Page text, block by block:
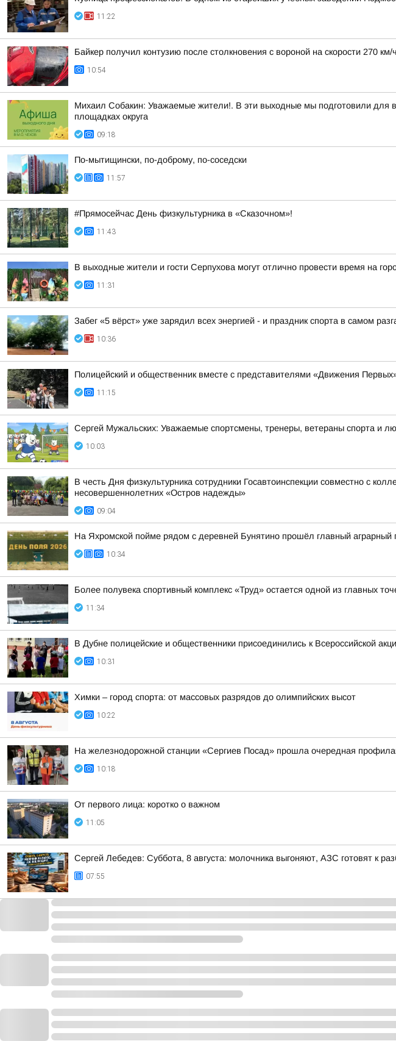
11:22
Байкер получил контузию после столкновения с вороной на скорости 270
10:54
Михаил Собакин: Уважаемые жители!. В эти выходные мы подготовили для
площадках округа
09:18
По-мытищински, по-доброму, по-соседски
11:57
#Прямосейчас День физкультурника в «Сказочном»!
11:43
В выходные жители и гости Серпухова могут отлично провести время на
11:31
Забег «5 вёрст» уже зарядил всех энергией - и праздник спорта в самом
10:36
Полицейский и общественник вместе с представителями «Движения
11:15
Сергей Мужальских: Уважаемые спортсмены, тренеры, ветераны спорта и
10:03
В честь Дня физкультурника сотрудники Госавтоинспекции совместно с
несовершеннолетних «Остров надежды»
09:04
На Яхромской пойме рядом с деревней Бунятино прошёл главный
10:34
Более полувека спортивный комплекс «Труд» остается одной из главных
11:34
В Дубне полицейские и общественники присоединились к Всероссийской
10:31
Химки – город спорта: от массовых разрядов до олимпийских высот
10:22
На железнодорожной станции «Сергиев Посад» прошла очередная
10:18
От первого лица: коротко о важном
11:05
Сергей Лебедев: Суббота, 8 августа: молочника выгоняют, АЗС готовят к
07:55